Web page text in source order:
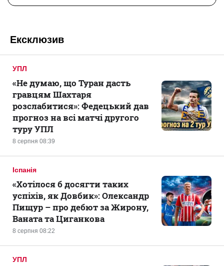
Ексклюзив
УПЛ
8 серпня 08:39
«Не думаю, що Туран дасть
гравцям Шахтаря
розслабитися»: Федецький дав
прогноз на всі матчі другого
туру УПЛ
Іспанія
8 серпня 08:22
«Хотілося б досягти таких
успіхів, як Довбик»: Олександр
Пищур – про дебют за Жирону,
Ваната та Циганкова
УПЛ